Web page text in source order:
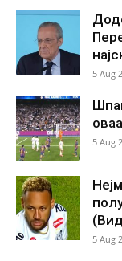
5 Aug
5 Aug
5 Aug